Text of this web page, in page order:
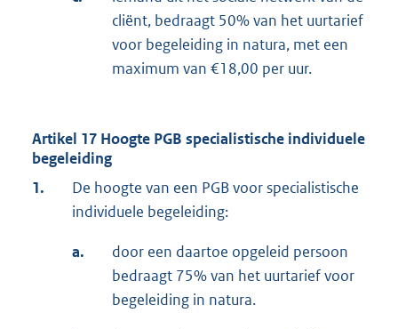
cliënt, bedraagt 50% van het uurtarief
voor begeleiding in natura, met een
maximum van €18,00 per uur.
Artikel 17 Hoogte PGB specialistische individuele
begeleiding
1.
De hoogte van een PGB voor specialistische
individuele begeleiding:
a.
door een daartoe opgeleid persoon
bedraagt 75% van het uurtarief voor
begeleiding in natura.